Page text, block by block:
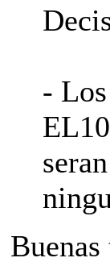
-
Buenas